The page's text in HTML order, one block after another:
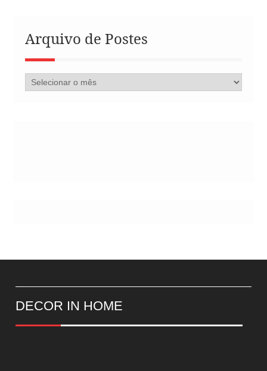
Arquivo de Postes
Arquivo
de
DECOR IN HOME